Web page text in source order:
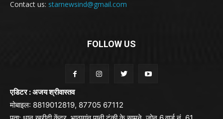
Contact us: starnewsind@gmail.com
FOLLOW US
एडिटर : अजय श्रीवास्तव
मोबाइल: 8819012819, 87705 67112